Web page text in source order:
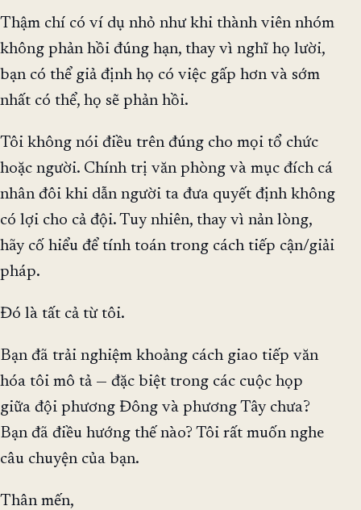
Thậm chí có ví dụ nhỏ như khi thành viên nhóm
không phản hồi đúng hạn, thay vì nghĩ họ lười,
bạn có thể giả định họ có việc gấp hơn và sớm
nhất có thể, họ sẽ phản hồi.
Tôi không nói điều trên đúng cho mọi tổ chức
hoặc người. Chính trị văn phòng và mục đích cá
nhân đôi khi dẫn người ta đưa quyết định không
có lợi cho cả đội. Tuy nhiên, thay vì nản lòng,
hãy cố hiểu để tính toán trong cách tiếp cận/giải
pháp.
Đó là tất cả từ tôi.
Bạn đã trải nghiệm khoảng cách giao tiếp văn
hóa tôi mô tả — đặc biệt trong các cuộc họp
giữa đội phương Đông và phương Tây chưa?
Bạn đã điều hướng thế nào? Tôi rất muốn nghe
câu chuyện của bạn.
Thân mến,